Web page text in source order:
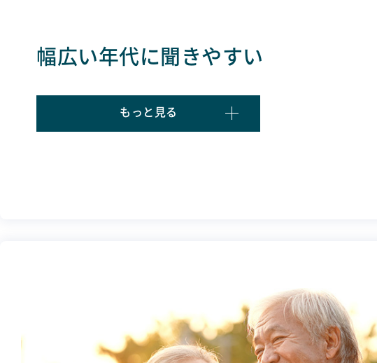
幅広い年代に聞きやすい
もっと見る